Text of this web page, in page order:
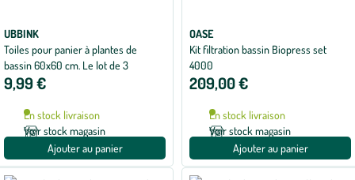
UBBINK
Toiles pour panier à plantes de
bassin 60x60 cm. Le lot de 3
9,99 €
En stock livraison
Voir stock magasin
Ajouter au panier
OASE
Kit filtration bassin Biopress set
4000
209,00 €
En stock livraison
Voir stock magasin
Ajouter au panier